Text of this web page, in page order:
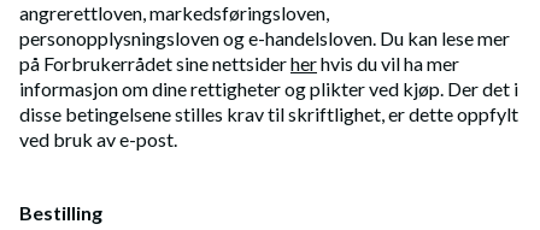
angrerettloven, markedsføringsloven,
personopplysningsloven og e-handelsloven. Du kan lese mer
på Forbrukerrådet sine nettsiderherhvis du vil ha mer
informasjon om dine rettigheter og plikter ved kjøp. Der det i
disse betingelsene stilles krav til skriftlighet, er dette oppfylt
ved bruk av e-post.
Bestilling